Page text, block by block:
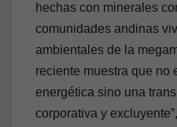
hechas con minerales
comunidades andinas
ambientales de la
reciente muestra que no
energética sino una
corporativa y